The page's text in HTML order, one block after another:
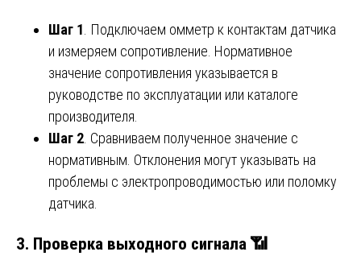
Шаг 1 . Подключаем омметр к контактам датчика
и измеряем сопротивление. Нормативное
значение сопротивления указывается в
руководстве по эксплуатации или каталоге
производителя.
Шаг 2 . Сравниваем полученное значение с
нормативным. Отклонения могут указывать на
проблемы с электропроводимостью или поломку
датчика.
3. Проверка выходного сигнала 📶